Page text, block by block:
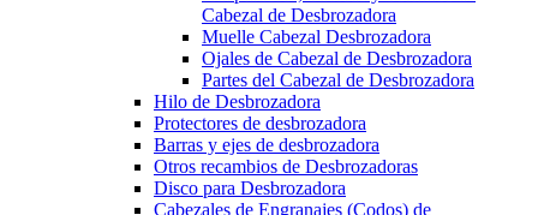
Cabezal de Desbrozadora
Muelle Cabezal Desbrozadora
Ojales de Cabezal de Desbrozadora
Partes del Cabezal de Desbrozadora
Hilo de Desbrozadora
Protectores de desbrozadora
Barras y ejes de desbrozadora
Otros recambios de Desbrozadoras
Disco para Desbrozadora
Cabezales de Engranajes (Codos) de